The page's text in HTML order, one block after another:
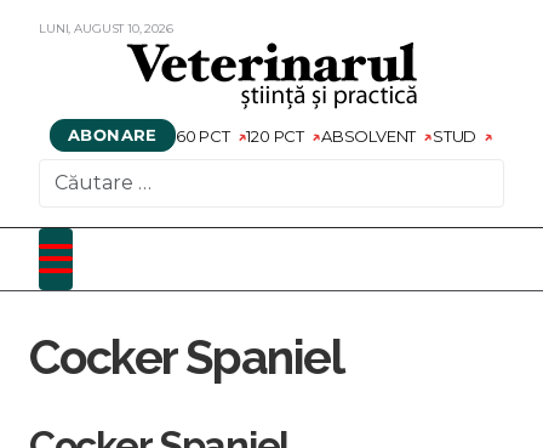
LUNI,AUGUST10,2026
ABONARE 60 PCT 120 PCT ABSOLVENT STUD
Cocker Spaniel